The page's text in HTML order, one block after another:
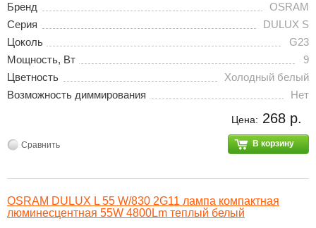
Бренд
OSRAM
Серия
DULUX S
Цоколь
G23
Мощность, Вт
9
Цветность
Холодный белый
Возможность диммирования
Нет
Цена: 268 р.
В корзину
Сравнить
OSRAM DULUX L 55 W/830 2G11 лампа компактная
люминесцентная 55W 4800Lm теплый белый